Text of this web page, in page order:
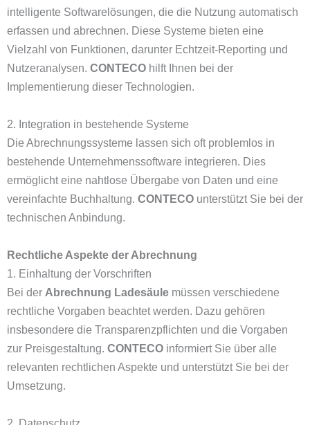
intelligente Softwarelösungen, die die Nutzung automatisch
erfassen und abrechnen. Diese Systeme bieten eine
Vielzahl von Funktionen, darunter Echtzeit-Reporting und
Nutzeranalysen. CONTECO hilft Ihnen bei der
Implementierung dieser Technologien.
2. Integration in bestehende Systeme
Die Abrechnungssysteme lassen sich oft problemlos in
bestehende Unternehmenssoftware integrieren. Dies
ermöglicht eine nahtlose Übergabe von Daten und eine
vereinfachte Buchhaltung. CONTECO unterstützt Sie bei der
technischen Anbindung.
Rechtliche Aspekte der Abrechnung
1. Einhaltung der Vorschriften
Bei der Abrechnung Ladesäule müssen verschiedene
rechtliche Vorgaben beachtet werden. Dazu gehören
insbesondere die Transparenzpflichten und die Vorgaben
zur Preisgestaltung. CONTECO informiert Sie über alle
relevanten rechtlichen Aspekte und unterstützt Sie bei der
Umsetzung.